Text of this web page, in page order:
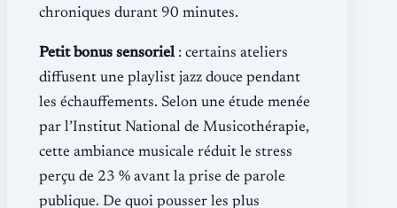
chroniques durant 90 minutes.
Petit bonus sensoriel: certains ateliers
diffusent une playlist jazz douce pendant
les échauffements. Selon une étude menée
par l’Institut National de Musicothérapie,
cette ambiance musicale réduit le stress
perçu de 23 % avant la prise de parole
publique. De quoi pousser les plus